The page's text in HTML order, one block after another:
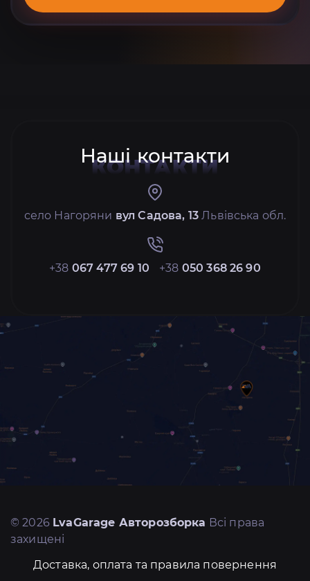
Наші контакти
КОНТАКТИ
село Нагоряни вул Садова, 13 Львівська обл.
+38 067 477 69 10 +38 050 368 26 90
© 2026 LvaGarage Авторозборка Всі права
захищені
Доставка, оплата та правила повернення